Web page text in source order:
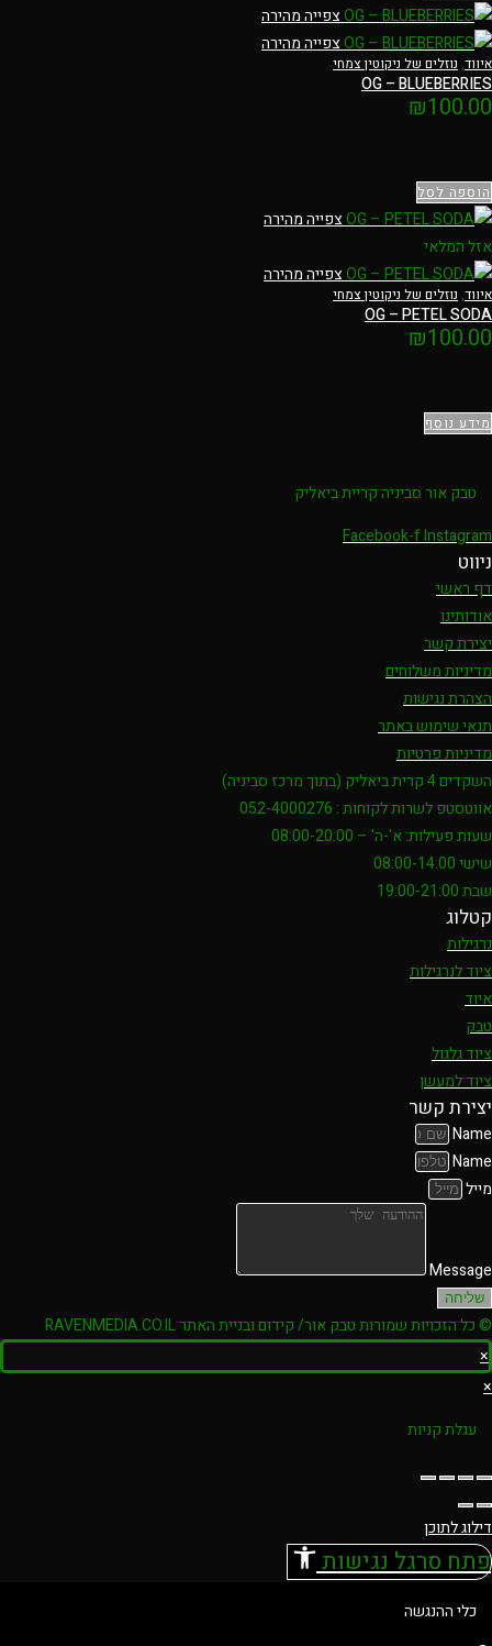
צפייה מהירה
צפייה מהירה
איווד, נוזלים של ניקוטין צמחי
OG – BLUEBERRIES
₪100.00
הוספה לסל
צפייה מהירה
אזל המלאי
צפייה מהירה
איווד, נוזלים של ניקוטין צמחי
OG – PETEL SODA
₪100.00
מידע נוסף
טבק אור סביניה קריית ביאליק
Facebook-fInstagram
ניווט
דף ראשי
אודותינו
יצירת קשר
מדיניות משלוחים
הצהרת נגישות
תנאי שימוש באתר
מדיניות פרטיות
השקדים 4 קרית ביאליק (בתוך מרכז סביניה)
אווטסטפ לשרות לקוחות : 052-4000276
שעות פעילות: א'-ה' – 08:00-20:00
שישי 08:00-14:00
שבת 19:00-21:00
קטלוג
נרגילות
ציוד לנרגילות
איוד
טבק
ציוד גלגול
ציוד למעשן
יצירת קשר
Name
Name
מייל
Message
שליחה
© כל הזכויות שמורות טבק אור/ קידום ובניית האתר RAVENMEDIA.CO.IL
×
×
עגלת קניות
דילוג לתוכן
פתח סרגל נגישות
כלי ההנגשה